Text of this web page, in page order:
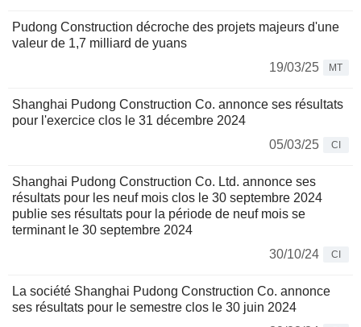
Pudong Construction décroche des projets majeurs d'une
valeur de 1,7 milliard de yuans
19/03/25
MT
Shanghai Pudong Construction Co. annonce ses résultats
pour l'exercice clos le 31 décembre 2024
05/03/25
CI
Shanghai Pudong Construction Co. Ltd. annonce ses
résultats pour les neuf mois clos le 30 septembre 2024
publie ses résultats pour la période de neuf mois se
terminant le 30 septembre 2024
30/10/24
CI
La société Shanghai Pudong Construction Co. annonce
ses résultats pour le semestre clos le 30 juin 2024